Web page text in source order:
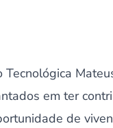
Tecnológica
em ter
de